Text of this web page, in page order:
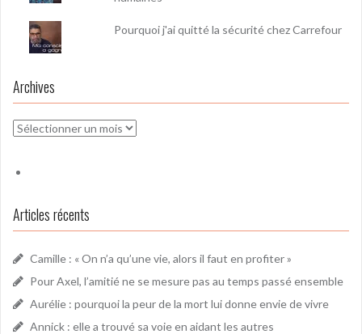
Pourquoi j'ai quitté la sécurité chez Carrefour
Archives
Archives
Articles récents
Camille : « On n’a qu’une vie, alors il faut en profiter »
Pour Axel, l’amitié ne se mesure pas au temps passé ensemble
Aurélie : pourquoi la peur de la mort lui donne envie de vivre
Annick : elle a trouvé sa voie en aidant les autres